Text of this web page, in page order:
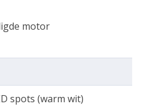
motor
spots (warm wit)